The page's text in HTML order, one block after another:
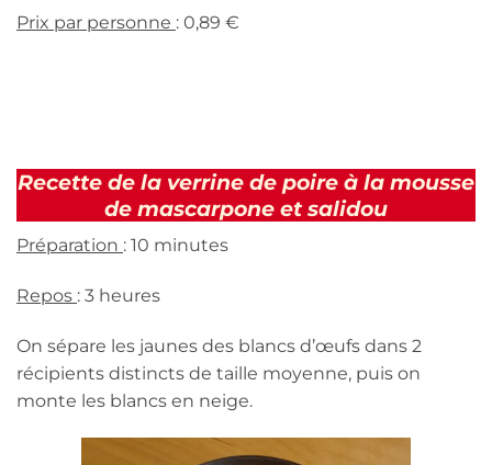
Prix par personne : 0,89 €
Recette de la verrine de poire à la mousse
de mascarpone et salidou
Préparation : 10 minutes
Repos : 3 heures
On sépare les jaunes des blancs d’œufs dans 2
récipients distincts de taille moyenne, puis on
monte les blancs en neige.